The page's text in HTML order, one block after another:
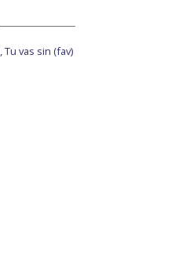
Tu vas sin (fav)